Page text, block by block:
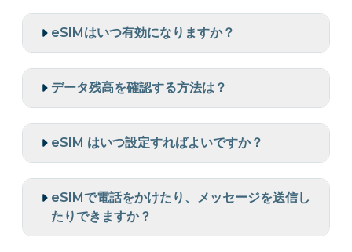
eSIMはいつ有効になりますか？
データ残高を確認する方法は？
eSIM はいつ設定すればよいですか？
eSIMで電話をかけたり、メッセージを送信し
たりできますか？